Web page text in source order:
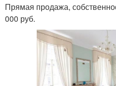
Прямая продажа,
000 руб.